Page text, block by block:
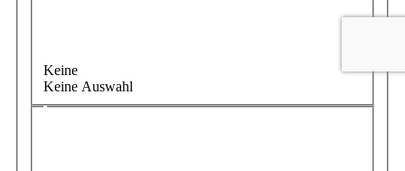
Keine
Keine Auswahl